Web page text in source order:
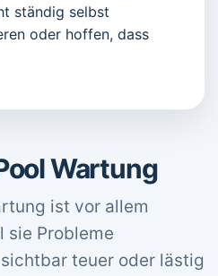
ständig selbst
oder hoffen, dass
Wartung
ist vor allem
sie Probleme
teuer oder lästig